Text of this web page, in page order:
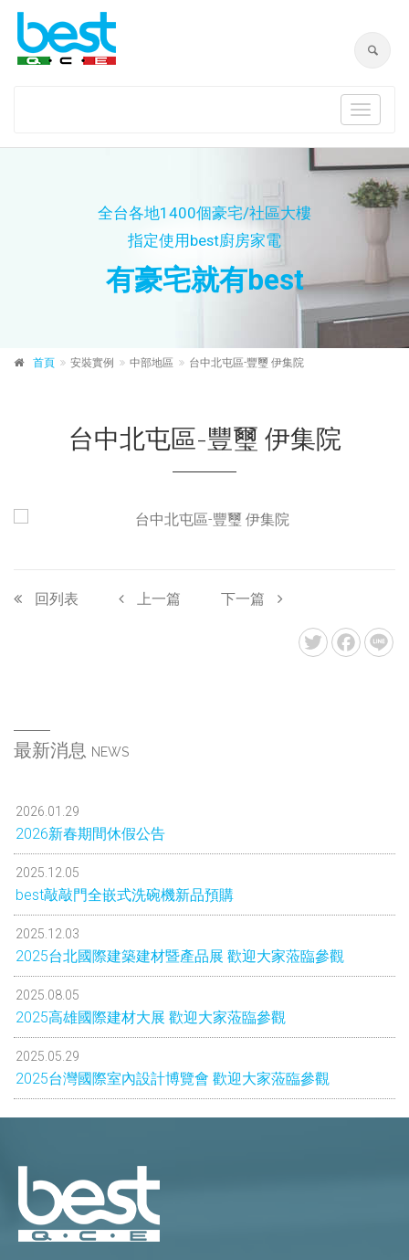
Toggle
全台各地1400個豪宅/社區大樓
指定使用best廚房家電
有豪宅就有best
首頁 安裝實例 中部地區 台中北屯區-豐璽 伊集院
台中北屯區-豐璽 伊集院
回列表 上一篇 下一篇
最新消息 NEWS
2026.01.29
2026新春期間休假公告
2025.12.05
best敲敲門全嵌式洗碗機新品預購
2025.12.03
2025台北國際建築建材暨產品展 歡迎大家蒞臨參觀
2025.08.05
2025高雄國際建材大展 歡迎大家蒞臨參觀
2025.05.29
2025台灣國際室內設計博覽會 歡迎大家蒞臨參觀